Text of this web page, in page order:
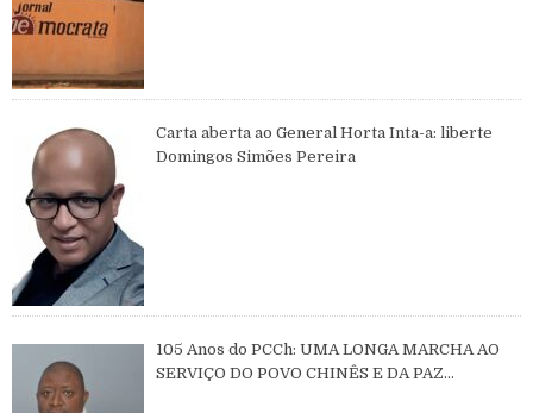
Carta aberta ao General Horta Inta-a: liberte
Domingos Simões Pereira
105 Anos do PCCh: UMA LONGA MARCHA AO
SERVIÇO DO POVO CHINÊS E DA PAZ